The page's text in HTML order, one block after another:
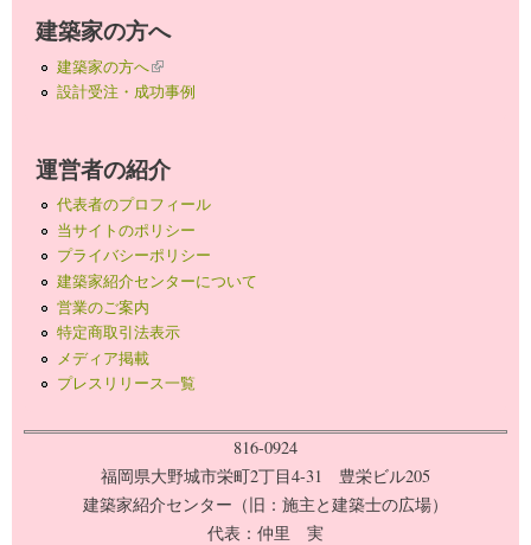
建築家の方へ
建築家の方へ(link is external)
設計受注・成功事例
運営者の紹介
代表者のプロフィール
当サイトのポリシー
プライバシーポリシー
建築家紹介センターについて
営業のご案内
特定商取引法表示
メディア掲載
プレスリリース一覧
816-0924
福岡県大野城市栄町2丁目4-31 豊栄ビル205
建築家紹介センター（旧：施主と建築士の広場）
代表：仲里 実